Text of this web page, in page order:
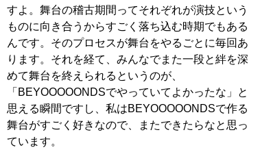
すよ。舞台の稽古期間ってそれぞれが演技という
ものに向き合うからすごく落ち込む時期でもある
んです。そのプロセスが舞台をやるごとに毎回あ
ります。それを経て、みんなでまた一段と絆を深
めて舞台を終えられるというのが、
「BEYOOOOONDSでやっていてよかったな」と
思える瞬間ですし、私はBEYOOOOONDSで作る
舞台がすごく好きなので、またできたらなと思っ
ています。